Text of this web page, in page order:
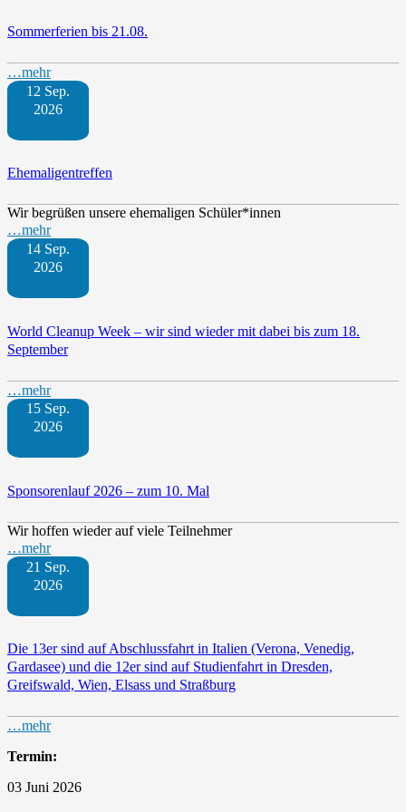
Sommerferien bis 21.08.
…mehr
12 Sep.
2026
Ehemaligentreffen
Wir begrüßen unsere ehemaligen Schüler*innen
…mehr
14 Sep.
2026
World Cleanup Week – wir sind wieder mit dabei bis zum 18.
September
…mehr
15 Sep.
2026
Sponsorenlauf 2026 – zum 10. Mal
Wir hoffen wieder auf viele Teilnehmer
…mehr
21 Sep.
2026
Die 13er sind auf Abschlussfahrt in Italien (Verona, Venedig,
Gardasee) und die 12er sind auf Studienfahrt in Dresden,
Greifswald, Wien, Elsass und Straßburg
…mehr
Termin:
03 Juni 2026